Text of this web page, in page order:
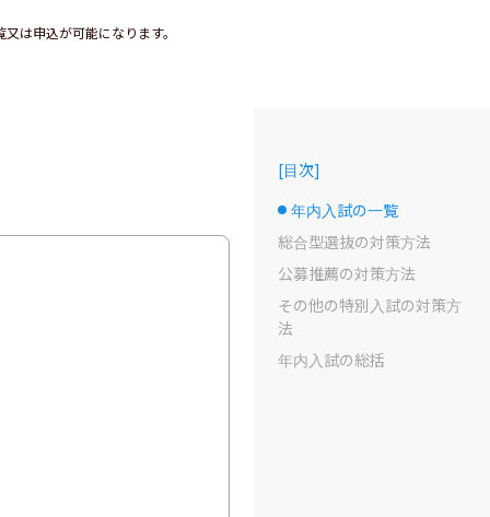
は申込が可能になります。
[目次]
選択中のドット
年内入試の一覧
総合型選抜の対策方法
公募推薦の対策方法
その他の特別入試の対策方
法
年内入試の総括